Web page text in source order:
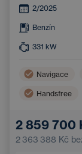
2/2025
Benzín
331 kW
Navigace
Handsfree
2 859 700
2 363 388 Kč